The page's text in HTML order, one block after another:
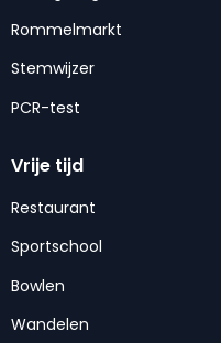
Rommelmarkt
Stemwijzer
PCR-test
Vrije tijd
Restaurant
Sportschool
Bowlen
Wandelen